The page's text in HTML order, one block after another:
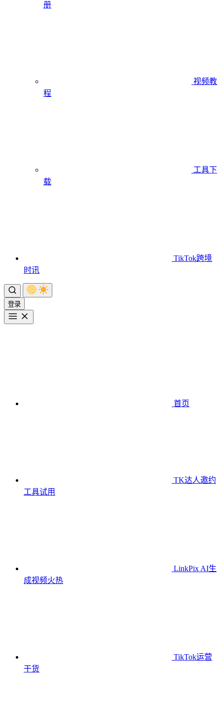
册
视频教
程
工具下
载
TikTok跨境
时讯
登录
首页
TK达人邀约
工具试用
LinkPix AI生
成视频火热
TikTok运营
干货